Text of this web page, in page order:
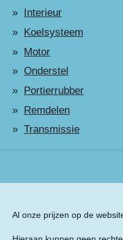
Interieur
Koelsysteem
Motor
Onderstel
Portierrubber
Remdelen
Transmissie
Al onze prijzen op de